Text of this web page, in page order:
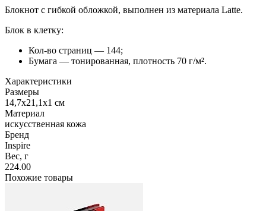
Блокнот с гибкой обложкой, выполнен из материала Latte.
Блок в клетку:
Кол-во страниц — 144;
Бумага — тонированная, плотность 70 г/м².
Характеристики
Размеры
14,7х21,1х1 см
Материал
искусственная кожа
Бренд
Inspire
Вес, г
224.00
Похожие товары